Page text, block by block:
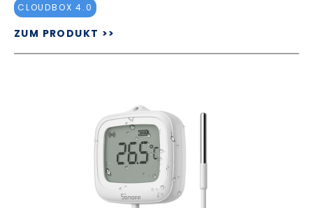
CLOUDBOX 4.0
ZUM PRODUKT >>